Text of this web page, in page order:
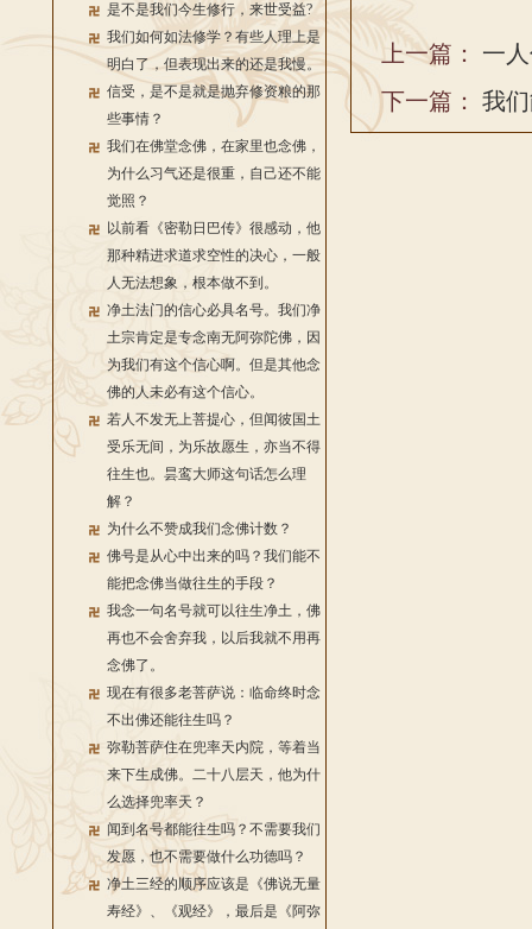
是不是我们今生修行，来世受益?
我们如何如法修学？有些人理上是
明白了，但表现出来的还是我慢。
信受，是不是就是抛弃修资粮的那
些事情？
我们在佛堂念佛，在家里也念佛，
为什么习气还是很重，自己还不能
觉照？
以前看《密勒日巴传》很感动，他
那种精进求道求空性的决心，一般
人无法想象，根本做不到。
净土法门的信心必具名号。我们净
土宗肯定是专念南无阿弥陀佛，因
为我们有这个信心啊。但是其他念
佛的人未必有这个信心。
若人不发无上菩提心，但闻彼国土
受乐无间，为乐故愿生，亦当不得
往生也。昙鸾大师这句话怎么理
解？
为什么不赞成我们念佛计数？
佛号是从心中出来的吗？我们能不
能把念佛当做往生的手段？
我念一句名号就可以往生净土，佛
再也不会舍弃我，以后我就不用再
念佛了。
现在有很多老菩萨说：临命终时念
不出佛还能往生吗？
弥勒菩萨住在兜率天内院，等着当
来下生成佛。二十八层天，他为什
么选择兜率天？
闻到名号都能往生吗？不需要我们
发愿，也不需要做什么功德吗？
净土三经的顺序应该是《佛说无量
寿经》、《观经》，最后是《阿弥
上一篇： 一
下一篇： 我